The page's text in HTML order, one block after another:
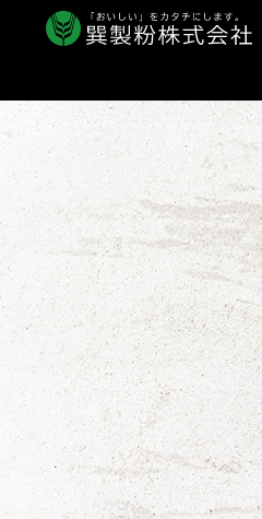
ス
ッ
プ